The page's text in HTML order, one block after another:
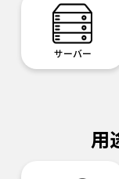
サーバー
用